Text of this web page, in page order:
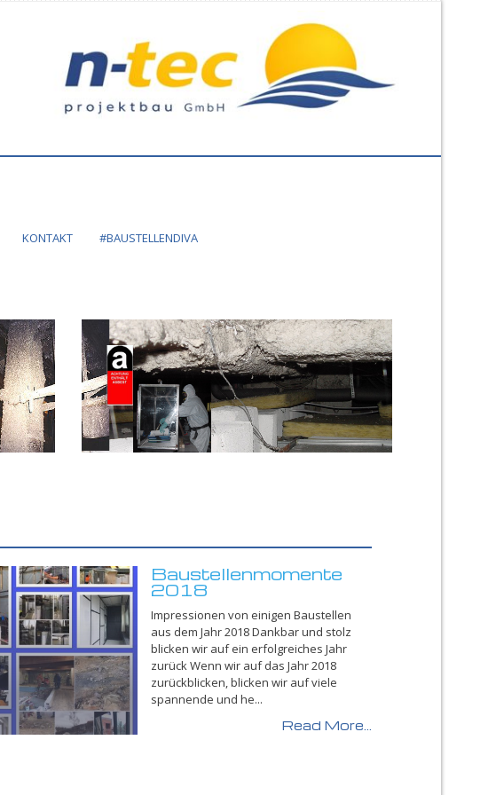
KONTAKT #BAUSTELLENDIVA
Baustellenmomente
2018
Impressionen von einigen Baustellen
aus dem Jahr 2018 Dankbar und stolz
blicken wir auf ein erfolgreiches Jahr
zurück Wenn wir auf das Jahr 2018
zurückblicken, blicken wir auf viele
spannende und he...
Read More...